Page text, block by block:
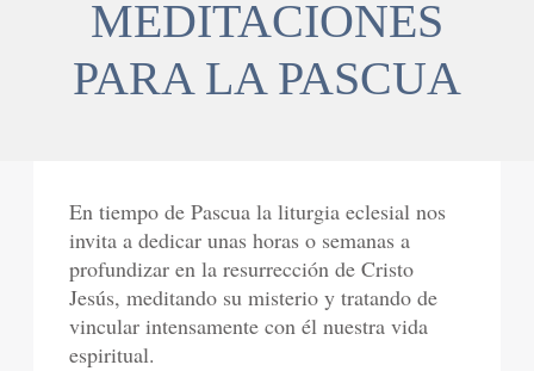
MEDITACIONES
PARA LA PASCUA
En tiempo de Pascua la liturgia eclesial nos
invita a dedicar unas horas o semanas a
profundizar en la resurrección de Cristo
Jesús, meditando su misterio y tratando de
vincular intensamente con él nuestra vida
espiritual.